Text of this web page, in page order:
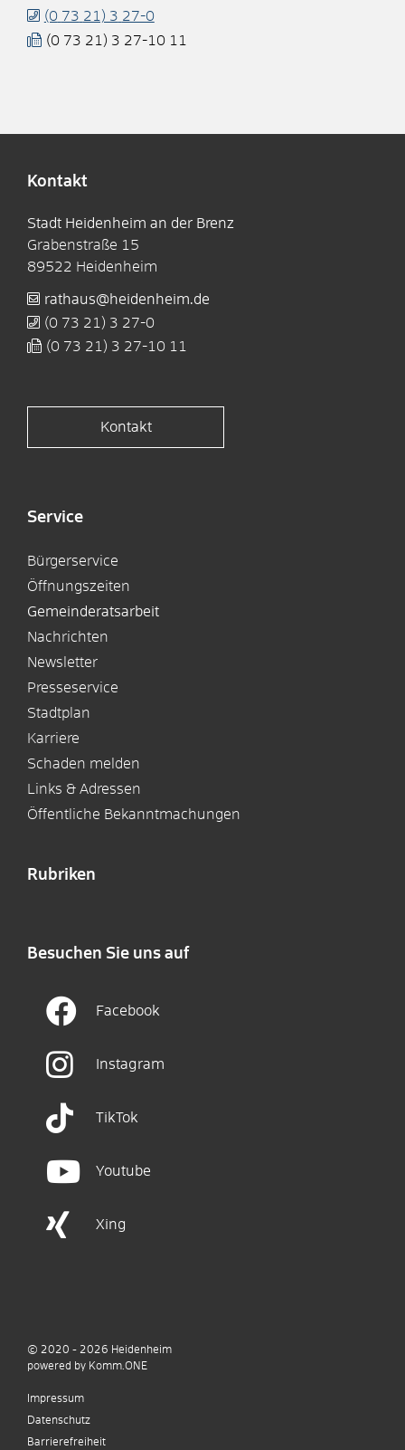
(0 73 21) 3 27-0
(0 73 21) 3 27-10 11
Kontakt
Stadt Heidenheim an der Brenz
Grabenstraße 15
89522 Heidenheim
rathaus@heidenheim.de
(0 73 21) 3 27-0
(0 73 21) 3 27-10 11
Kontakt
Service
Bürgerservice
Öffnungszeiten
Gemeinderatsarbeit
Nachrichten
Newsletter
Presseservice
Stadtplan
Karriere
Schaden melden
Links & Adressen
Öffentliche Bekanntmachungen
Rubriken
Besuchen Sie uns auf
Facebook
Instagram
TikTok
Youtube
Xing
© 2020 - 2026 Heidenheim
powered by Komm.ONE
Impressum
Datenschutz
Barrierefreiheit